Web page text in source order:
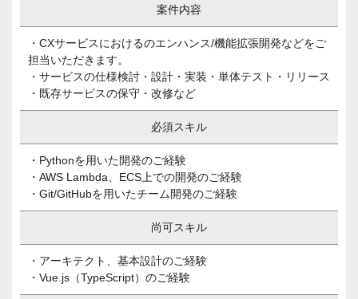
案件内容
・CXサービスにおけるのエンハンス/機能拡張開発などをご
担当いただきます。
・サービスの仕様検討・設計・実装・単体テスト・リリース
・既存サービスの保守・改修など
必須スキル
・Pythonを用いた開発のご経験
・AWS Lambda、ECS上での開発のご経験
・Git/GitHubを用いたチーム開発のご経験
尚可スキル
・アーキテクト、基本設計のご経験
・Vue.js（TypeScript）のご経験